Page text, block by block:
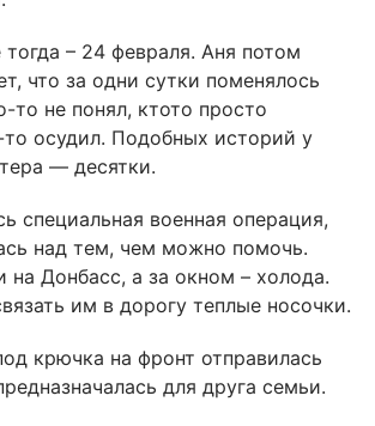
тогда – 24 февраля. Аня потом
что за одни сутки поменялось
то не понял, ктото просто
то осудил. Подобных историй у
— десятки.
специальная военная операция,
над тем, чем можно помочь.
на Донбасс, а за окном – холода.
им в дорогу теплые носочки.
крючка на фронт отправилась
для друга семьи.